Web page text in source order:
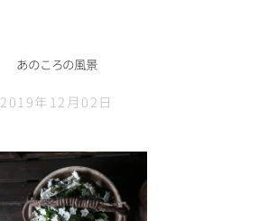
あのころの風景
2019年12月02日